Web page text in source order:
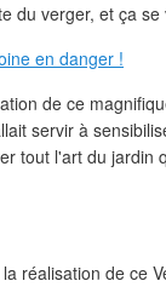
du verger, et ça se
de ce
servir à
tout l'art du jardin
réalisation de ce